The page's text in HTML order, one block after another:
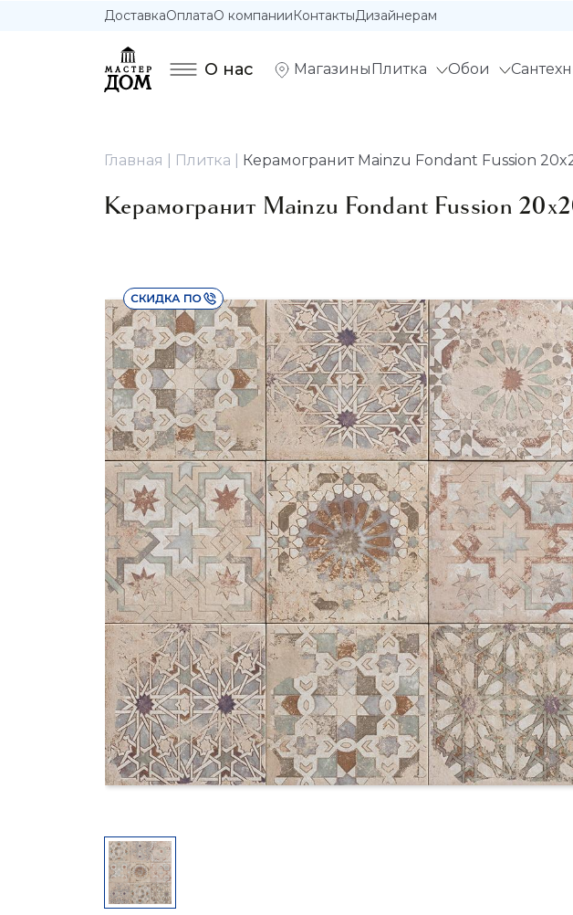
ДоставкаОплатаО компанииКонтактыДизайнерам
О нас Магазины Плитка Обои
Главная Плитка Керамогранит Mainzu Fondant Fussion
Керамогранит Mainzu Fondant Fussion